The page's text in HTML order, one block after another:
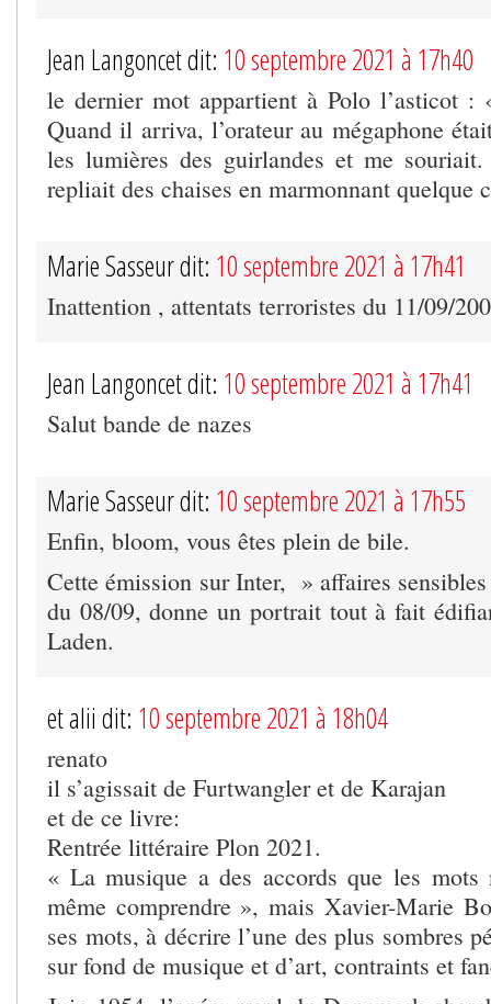
Jean Langoncet dit: 10 septembre 2021 à 17h40
le dernier mot appartient à Polo l’asticot :
Quand il arriva, l’orateur au mégaphone
les lumières des guirlandes et me
repliait des chaises en marmonnant quelque
Marie Sasseur dit: 10 septembre 2021 à 17h41
Inattention , attentats terroristes du 11/09/
Jean Langoncet dit: 10 septembre 2021 à 17h41
Salut bande de nazes
Marie Sasseur dit: 10 septembre 2021 à 17h55
Enfin, bloom, vous êtes plein de bile.
Cette émission sur Inter, » affaires
du 08/09, donne un portrait tout à fait
Laden.
et alii dit: 10 septembre 2021 à 18h04
renato
il s’agissait de Furtwangler et de Karajan
et de ce livre:
Rentrée littéraire Plon 2021.
« La musique a des accords que les
même comprendre », mais Xavier-Marie
ses mots, à décrire l’une des plus sombres
sur fond de musique et d’art, contraints et